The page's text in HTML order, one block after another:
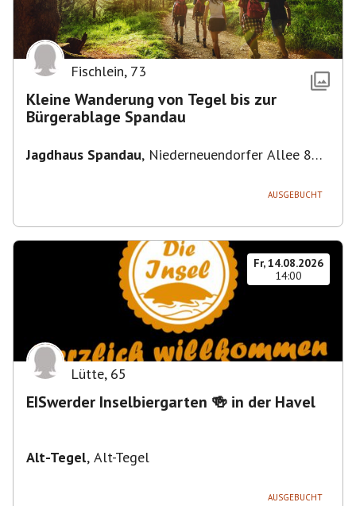
Fischlein, 73
Kleine Wanderung von Tegel bis zur
Bürgerablage Spandau
Jagdhaus Spandau, Niederneuendorfer Allee 80,
AUSGEBUCHT
Fr, 14.08.2026
14:00
Lütte, 65
EISwerder Inselbiergarten 🍻 in der Havel
Alt-Tegel, Alt-Tegel
AUSGEBUCHT